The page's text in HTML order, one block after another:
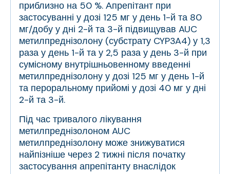
приблизно на 50 %. Апрепітант при
застосуванні у дозі 125 мг у день 1-й та 80
мг/добу у дні 2-й та 3-й підвищував AUC
метилпреднізолону (субстрату CYP3A4) у 1,3
раза у день 1-й та у 2,5 раза у день 3-й при
сумісному внутрішньовенному введенні
метилпреднізолону у дозі 125 мг у день 1-й
та пероральному прийомі у дозі 40 мг у дні
2-й та 3-й.
Під час тривалого лікування
метилпреднізолоном AUC
метилпреднізолону може знижуватися
найпізніше через 2 тижні після початку
застосування апрепітанту внаслідок